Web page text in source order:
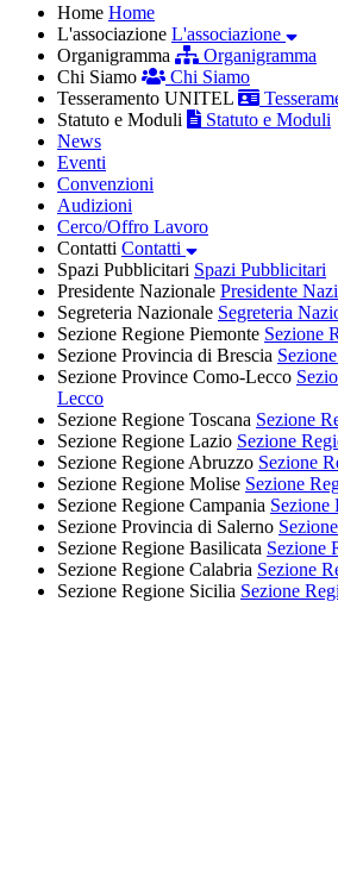
Home Home
L'associazione L'associazione
Organigramma
Organigramma
Chi Siamo
Chi Siamo
Tesseramento UNITEL
Statuto e Moduli
Statuto e Moduli
News
Eventi
Convenzioni
Audizioni
Cerco/Offro Lavoro
Contatti Contatti
Spazi Pubblicitari Spazi Pubblicitari
Presidente Nazionale Presidente
Segreteria Nazionale Segreteria
Sezione Regione Piemonte Sezione
Sezione Provincia di Brescia
Sezione Province Como-Lecco
Lecco
Sezione Regione Toscana Sezione
Sezione Regione Lazio Sezione
Sezione Regione Abruzzo Sezione
Sezione Regione Molise Sezione
Sezione Regione Campania Sezione
Sezione Provincia di Salerno
Sezione Regione Basilicata Sezione
Sezione Regione Calabria Sezione
Sezione Regione Sicilia Sezione